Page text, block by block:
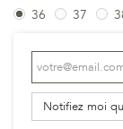
36 37
Notifiez moi